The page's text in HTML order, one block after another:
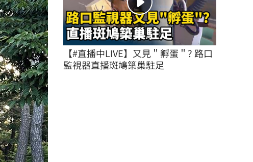
【#直播中LIVE】又見＂孵蛋＂? 路口
監視器直播斑鳩築巢駐足